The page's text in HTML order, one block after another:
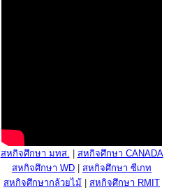
สหกิจศึกษา มทส.
สหกิจศึกษา CANADA
สหกิจศึกษา WD
สหกิจศึกษา ซีเกท
สหกิจศึกษากล้วยไม้
สหกิจศึกษา RMIT